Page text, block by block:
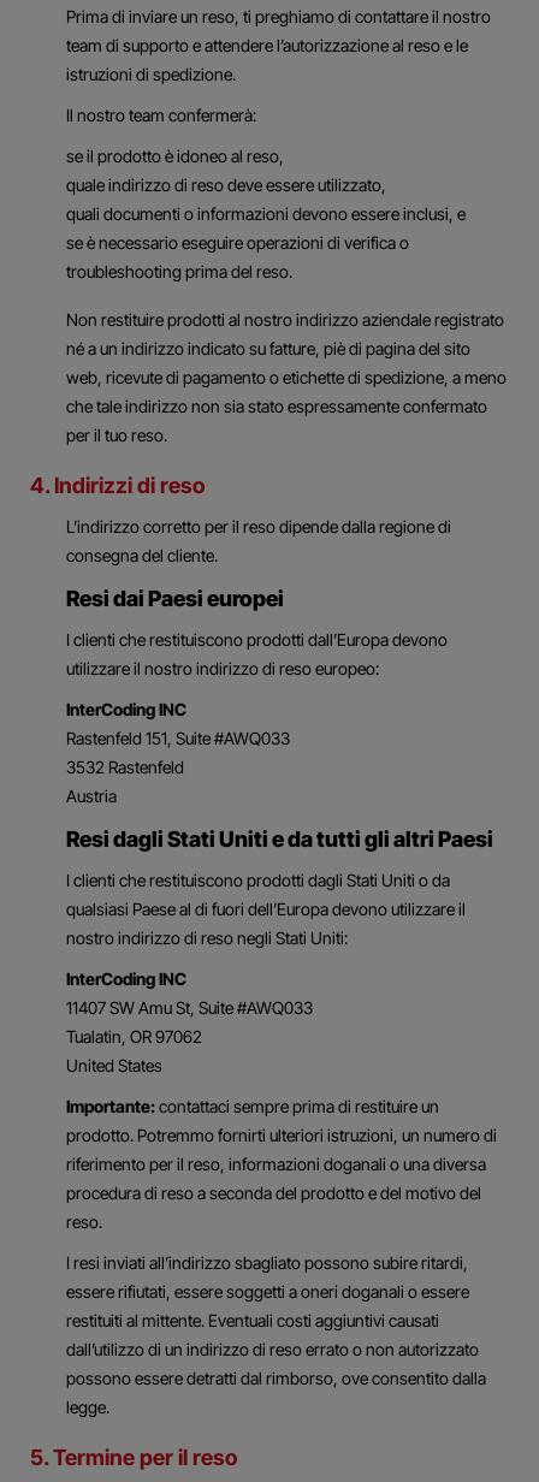
Prima di inviare un reso, ti preghiamo di contattare il nostro
team di supporto e attendere l’autorizzazione al reso e le
istruzioni di spedizione.
Il nostro team confermerà:
se il prodotto è idoneo al reso,
quale indirizzo di reso deve essere utilizzato,
quali documenti o informazioni devono essere inclusi, e
se è necessario eseguire operazioni di verifica o
troubleshooting prima del reso.
Non restituire prodotti al nostro indirizzo aziendale registrato
né a un indirizzo indicato su fatture, piè di pagina del sito
web, ricevute di pagamento o etichette di spedizione, a meno
che tale indirizzo non sia stato espressamente confermato
per il tuo reso.
4. Indirizzi di reso
L’indirizzo corretto per il reso dipende dalla regione di
consegna del cliente.
Resi dai Paesi europei
I clienti che restituiscono prodotti dall’Europa devono
utilizzare il nostro indirizzo di reso europeo:
InterCoding INC
Rastenfeld 151, Suite #AWQ033
3532 Rastenfeld
Austria
Resi dagli Stati Uniti e da tutti gli altri Paesi
I clienti che restituiscono prodotti dagli Stati Uniti o da
qualsiasi Paese al di fuori dell’Europa devono utilizzare il
nostro indirizzo di reso negli Stati Uniti:
InterCoding INC
11407 SW Amu St, Suite #AWQ033
Tualatin, OR 97062
United States
Importante:contattaci sempre prima di restituire un
prodotto. Potremmo fornirti ulteriori istruzioni, un numero di
riferimento per il reso, informazioni doganali o una diversa
procedura di reso a seconda del prodotto e del motivo del
reso.
I resi inviati all’indirizzo sbagliato possono subire ritardi,
essere rifiutati, essere soggetti a oneri doganali o essere
restituiti al mittente. Eventuali costi aggiuntivi causati
dall’utilizzo di un indirizzo di reso errato o non autorizzato
possono essere detratti dal rimborso, ove consentito dalla
legge.
5. Termine per il reso